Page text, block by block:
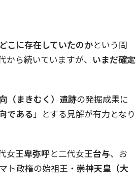
こに存在していたのかという問
ら続いていますが、 いまだ確定
（まきむく）遺跡の発掘成果に
である」とする見解が有力となり
女王卑弥呼と二代女王台与、お
ト政権の始祖王・ 崇神天皇（大